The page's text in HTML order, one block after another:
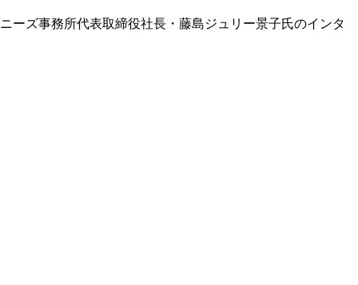
ーズ事務所代表取締役社長・藤島ジュリー景子氏のインタ